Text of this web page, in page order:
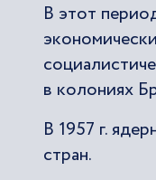
В этот
в колониях
В 1957 г.
стран.